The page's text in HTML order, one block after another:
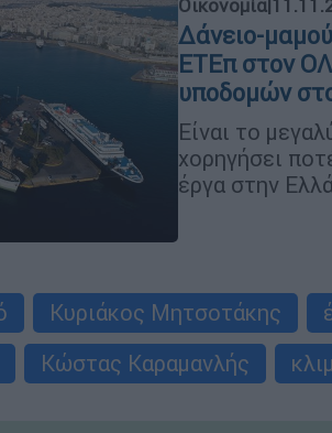
Οικονομία|
Δάνειο-
ΕΤΕπ στον
υποδομών
Είναι το
χορηγήσει
έργα στην
Κυριάκος Μητσοτάκης
Κώστας Καραμανλής